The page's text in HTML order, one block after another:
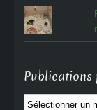
Publications
Publications